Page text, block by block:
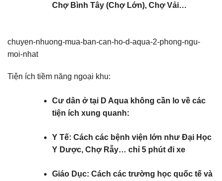
Chợ Bình Tây (Chợ Lớn), Chợ Vải…
chuyen-nhuong-mua-ban-can-ho-d-aqua-2-phong-ngu-
moi-nhat
Tiện ích tiềm năng ngoại khu:
Cư dân ở tại D Aqua không cần lo về các
tiện ích xung quanh:
Y Tế: Cách các bệnh viện lớn như Đại Học
Y Dược, Chợ Rẫy… chỉ 5 phút đi xe
Giáo Dục: Cách các trường học quốc tế và